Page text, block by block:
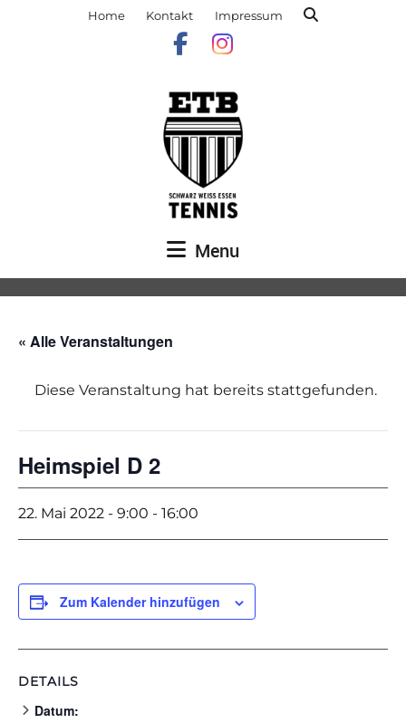
Home Kontakt Impressum
Menu
« Alle Veranstaltungen
Diese Veranstaltung hat bereits stattgefunden.
Heimspiel D 2
22. Mai 2022 - 9:00 - 16:00
Zum Kalender hinzufügen
DETAILS
Datum: